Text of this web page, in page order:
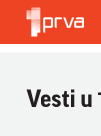
Vesti u